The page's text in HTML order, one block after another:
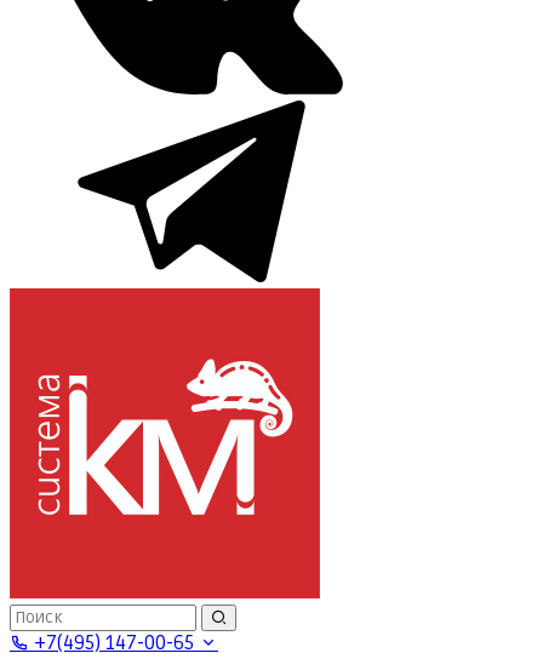
+7(495) 147-00-65